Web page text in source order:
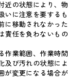
近の状態により、物
いに注意を要するも
に移動されなかった
責任を負わないもの
作業範囲、作業時間
及び汚れの状態によ
が変更になる場合が